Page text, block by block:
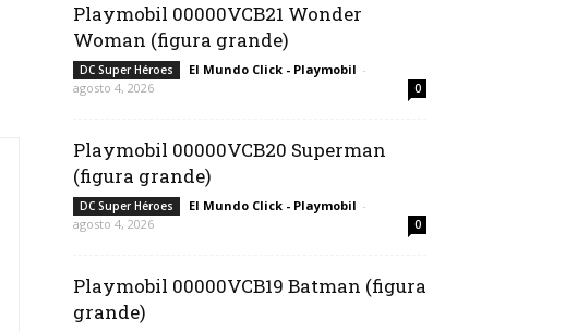
Playmobil 00000VCB21 Wonder
Woman (figura grande)
DC Super Héroes El Mundo Click - Playmobil -
agosto 4, 2026
0
Playmobil 00000VCB20 Superman
(figura grande)
DC Super Héroes El Mundo Click - Playmobil -
agosto 4, 2026
0
Playmobil 00000VCB19 Batman (figura
grande)